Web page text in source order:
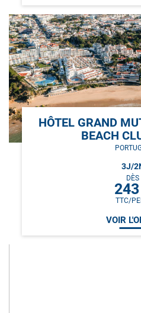
HÔTEL GRAND
BEACH
3J/2
DÈS
243
TTC/
VOIR